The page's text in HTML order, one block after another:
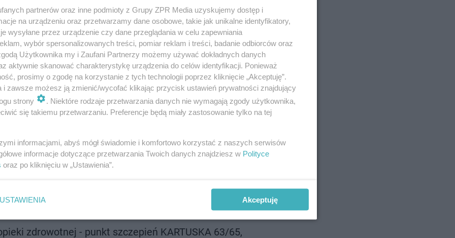
prac nad szczepionką miał miejsce 10
1, tel. 587704444
ODPOWIEDZIALNOŚCIĄ Cedrowa 29/U7,
zdrowotnej - punkt szczepień KARTUSKA 63/65,
partnerów oraz inne podmioty z Grupy ZPR Media uzyskujemy dostęp i
na urządzeniu oraz przetwarzamy dane osobowe, takie jak unikalne identyfikatory,
wysyłane przez urządzenie czy dane przeglądania w celu zapewniania
wybór spersonalizowanych treści, pomiar reklam i treści, badanie odbiorców oraz
Użytkownika my i Zaufani Partnerzy możemy używać dokładnych danych
aktywnie skanować charakterystykę urządzenia do celów identyfikacji. Ponieważ
prosimy o zgodę na korzystanie z tych technologii poprzez kliknięcie „Akceptuję”.
i zawsze możesz ją zmienić/wycofać klikając przycisk ustawień prywatności znajdujący
strony
. Niektóre rodzaje przetwarzania danych nie wymagają zgody użytkownika,
się takiemu przetwarzaniu. Preferencje będą miały zastosowanie tylko na tej
informacjami, abyś mógł świadomie i komfortowo korzystać z naszych serwisów
informacje dotyczące przetwarzania Twoich danych znajdziesz w Polityce
oraz po kliknięciu w „Ustawienia”.
USTAWIENIA Akceptuję